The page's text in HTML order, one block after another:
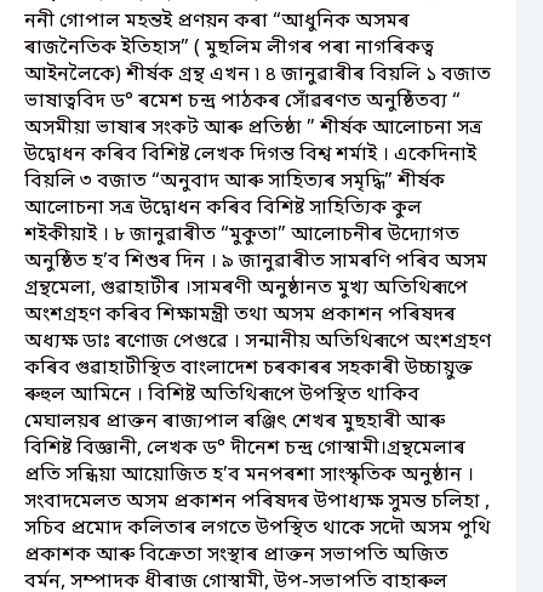
ননী গোপাল মহন্তই প্ৰণয়ন কৰা “আধুনিক অসমৰ
ৰাজনৈতিক ইতিহাস” ( মুছলিম লীগৰ পৰা নাগৰিকত্ব
আইনলৈকে) শীৰ্ষক গ্ৰন্থ এখন ৷ ৪ জানুৱাৰীৰ বিয়লি ১ বজাত
ভাষাত্ববিদ ড° ৰমেশ চন্দ্ৰ পাঠকৰ সোঁৱৰণত অনুষ্ঠিতব্য “
অসমীয়া ভাষাৰ সংকট আৰু প্ৰতিষ্ঠা ” শীৰ্ষক আলোচনা সত্ৰ
উদ্বোধন কৰিব বিশিষ্ট লেখক দিগন্ত বিশ্ব শৰ্মাই । একেদিনাই
বিয়লি ৩ বজাত “অনুবাদ আৰু সাহিত্যৰ সমৃদ্ধি” শীৰ্ষক
আলোচনা সত্ৰ উদ্বোধন কৰিব বিশিষ্ট সাহিত্যিক কুল
শইকীয়াই । ৮ জানুৱাৰীত “মুকুতা” আলোচনীৰ উদ্যোগত
অনুষ্ঠিত হ’ব শিশুৰ দিন । ৯ জানুৱাৰীত সামৰণি পৰিব অসম
গ্ৰন্থমেলা, গুৱাহাটীৰ ।সামৰণী অনুষ্ঠানত মুখ্য অতিথিৰূপে
অংশগ্ৰহণ কৰিব শিক্ষামন্ত্ৰী তথা অসম প্ৰকাশন পৰিষদৰ
অধ্যক্ষ ডাঃ ৰণোজ পেগুৱে । সন্মানীয় অতিথিৰূপে অংশগ্ৰহণ
কৰিব গুৱাহাটীস্থিত বাংলাদেশ চৰকাৰৰ সহকাৰী উচ্চায়ুক্ত
ৰুহুল আমিনে । বিশিষ্ট অতিথিৰূপে উপস্থিত থাকিব
মেঘালয়ৰ প্ৰাক্তন ৰাজ্যপাল ৰঞ্জিৎ শেখৰ মুছহাৰী আৰু
বিশিষ্ট বিজ্ঞানী, লেখক ড° দীনেশ চন্দ্ৰ গোস্বামী।গ্ৰন্থমেলাৰ
প্ৰতি সন্ধিয়া আয়োজিত হ’ব মনপৰশা সাংস্কৃতিক অনুষ্ঠান ।
সংবাদমেলত অসম প্ৰকাশন পৰিষদৰ উপাধ্যক্ষ সুমন্ত চলিহা ,
সচিব প্ৰমোদ কলিতাৰ লগতে উপস্থিত থাকে সদৌ অসম পুথি
প্ৰকাশক আৰু বিক্ৰেতা সংস্থাৰ প্ৰাক্তন সভাপতি অজিত
বৰ্মন, সম্পাদক ধীৰাজ গোস্বামী, উপ-সভাপতি বাহাৰুল